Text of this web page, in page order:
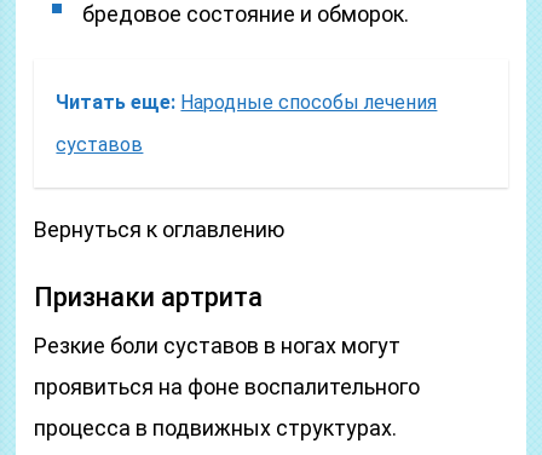
бредовое состояние и обморок.
Читать еще: Народные способы лечения
суставов
Вернуться к оглавлению
Признаки артрита
Резкие боли суставов в ногах могут
проявиться на фоне воспалительного
процесса в подвижных структурах.